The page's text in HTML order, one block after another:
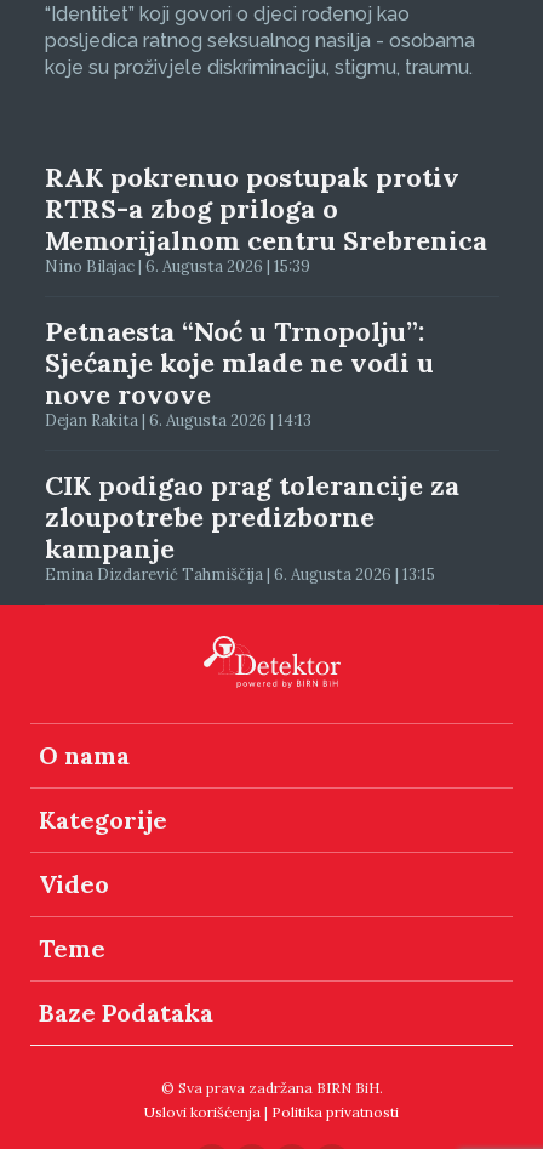
“Identitet” koji govori o djeci rođenoj kao
posljedica ratnog seksualnog nasilja - osobama
koje su proživjele diskriminaciju, stigmu, traumu.
RAK pokrenuo postupak protiv
RTRS-a zbog priloga o
Memorijalnom centru Srebrenica
Nino Bilajac | 6. Augusta 2026 | 15:39
Petnaesta “Noć u Trnopolju”:
Sjećanje koje mlade ne vodi u
nove rovove
Dejan Rakita | 6. Augusta 2026 | 14:13
CIK podigao prag tolerancije za
zloupotrebe predizborne
kampanje
Emina Dizdarević Tahmiščija | 6. Augusta 2026 | 13:15
O nama
Kategorije
Video
Teme
Baze Podataka
© Sva prava zadržana BIRN BiH.
Uslovi korišćenja | Politika privatnosti